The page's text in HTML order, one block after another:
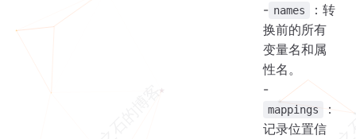
- names
：转
换前的所有
变量名和属
性名。
-
mappings
：
记录位置信